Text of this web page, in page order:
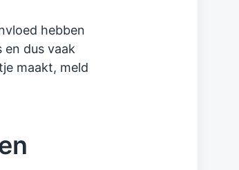
hebben
en dus vaak
maakt, meld